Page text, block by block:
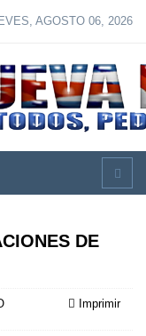
AGOSTO 06, 2026
DE
Imprimir